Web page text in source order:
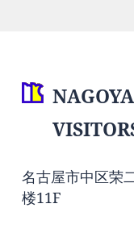
名古屋市中区荣
楼11F